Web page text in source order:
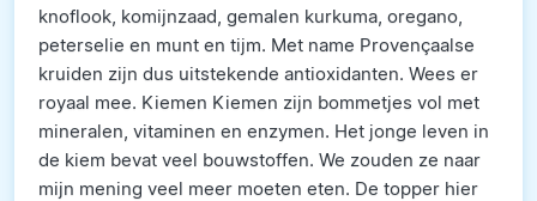
knoflook, komijnzaad, gemalen kurkuma, oregano,
peterselie en munt en tijm. Met name Provençaalse
kruiden zijn dus uitstekende antioxidanten. Wees er
royaal mee. Kiemen Kiemen zijn bommetjes vol met
mineralen, vitaminen en enzymen. Het jonge leven in
de kiem bevat veel bouwstoffen. We zouden ze naar
mijn mening veel meer moeten eten. De topper hier